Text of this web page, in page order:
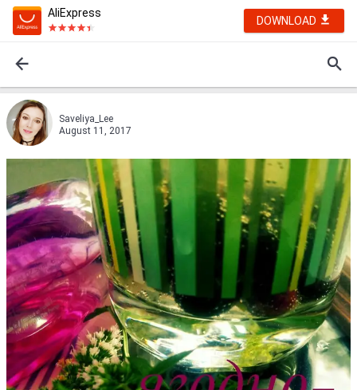
AliExpress
DOWNLOAD
Saveliya_Lee
August 11, 2017